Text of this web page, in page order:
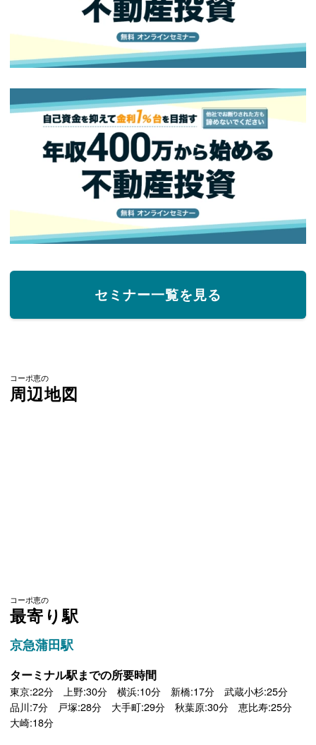
セミナー一覧を見る
コーポ恵の
周辺地図
コーポ恵の
最寄り駅
京急蒲田駅
ターミナル駅までの所要時間
東京:22分 上野:30分 横浜:10分 新橋:17分 武蔵小杉:25分
品川:7分 戸塚:28分 大手町:29分 秋葉原:30分 恵比寿:25分
大崎:18分